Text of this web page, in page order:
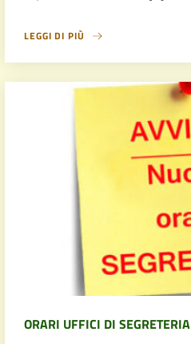
LEGGI DI PIÙ
ORARI UFFICI DI SEGRETERIA